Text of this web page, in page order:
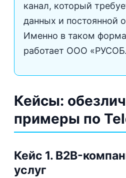
канал, который
данных и постоянной
Именно в таком
работает ООО
Кейсы:
примеры по
Кейс 1. B2B-
услуг